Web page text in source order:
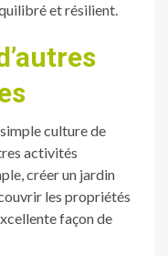
et résilient.
culture de
activités
créer un jardin
les propriétés
façon de